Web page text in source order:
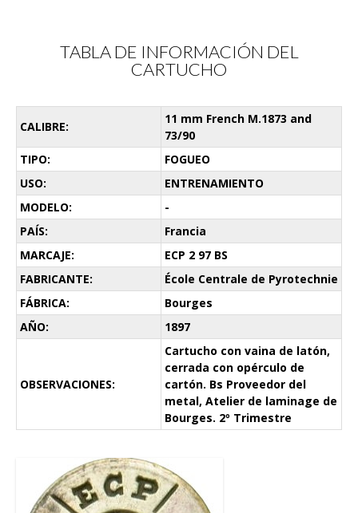
TABLA DE INFORMACIÓN DEL
CARTUCHO
CALIBRE:
11 mm French M.1873 and
73/90
TIPO:
FOGUEO
USO:
ENTRENAMIENTO
MODELO:
-
PAÍS:
Francia
MARCAJE:
ECP 2 97 BS
FABRICANTE:
École Centrale de Pyrotechnie
FÁBRICA:
Bourges
AÑO:
1897
OBSERVACIONES:
Cartucho con vaina de latón,
cerrada con opérculo de
cartón. Bs Proveedor del
metal, Atelier de laminage de
Bourges. 2º Trimestre